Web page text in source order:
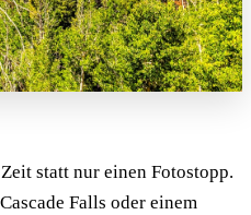
statt nur einen Fotostopp.
Falls oder einem